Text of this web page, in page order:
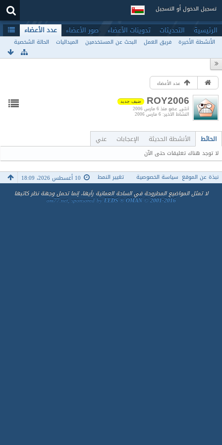
تسجيل الدخول أو التسجيل
الرئيسية التحديثات تدوينات الأعضاء صور الأعضاء عدد الأعضاء
الأنشطة الأخيرة فريق العمل البحث عن المستخدمين الميداليات الحالة الشخصية
عدد الأعضاء
ROY2006 ضيف جديد
أنثى عضو منذ 6 مارس 2006
النشاط الأخير 6 مارس 2006
الحائط الأنشطة الحديثة الإعجابات عني
لا توجد هناك تعليقات حتى الآن
نبذة عن الموقع سياسة الخصوصية 10 أغسطس 2026، 18:09
تغيير النمط
لا تمثل المواضيع المطروحة في الساحة العمانية رأيها، إنما تحمل وجهة نظر كاتبها
om77.net, sponsored byEEDS ® OMAN © 2001-2016